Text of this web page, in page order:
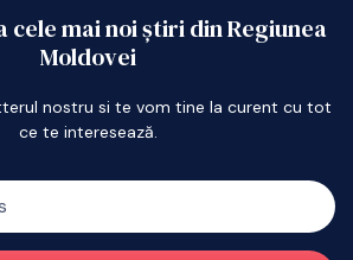
cele mai noi știri din Regiunea
Moldovei
nostru si te vom tine la curent cu tot
ce te interesează.